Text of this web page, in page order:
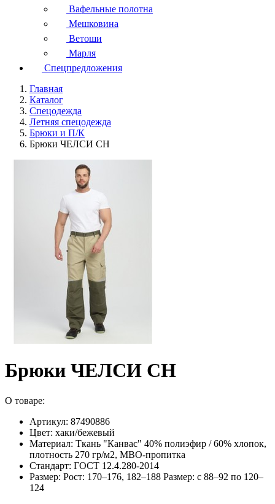
Вафельные полотна
Мешковина
Ветоши
Марля
Спецпредложения
Главная
Каталог
Спецодежда
Летняя спецодежда
Брюки и П/К
Брюки ЧЕЛСИ CH
Брюки ЧЕЛСИ CH
О товаре:
Артикул: 87490886
Цвет: хаки/бежевый
Материал: Ткань "Канвас" 40% полиэфир / 60% хлопок,
плотность 270 гр/м2, МВО-пропитка
Стандарт: ГОСТ 12.4.280-2014
Размер: Рост: 170–176, 182–188 Размер: с 88–92 по 120–
124